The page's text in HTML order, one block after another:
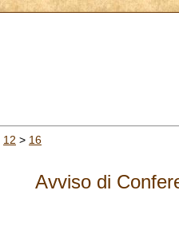
12 > 16
Avviso di